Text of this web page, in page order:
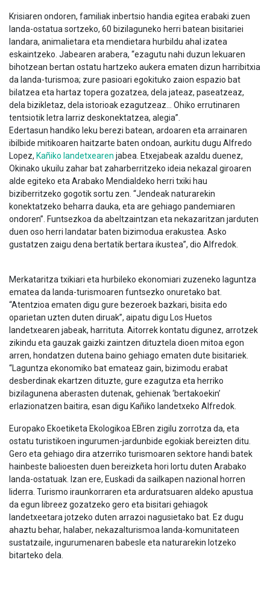
Krisiaren ondoren, familiak inbertsio handia egitea erabaki zuen
landa-ostatua sortzeko, 60 bizilaguneko herri batean bisitariei
landara, animalietara eta mendietara hurbildu ahal izatea
eskaintzeko. Jabearen arabera, “ezagutu nahi duzun lekuaren
bihotzean bertan ostatu hartzeko aukera ematen dizun harribitxia
da landa-turismoa; zure pasioari egokituko zaion espazio bat
bilatzea eta hartaz topera gozatzea, dela jateaz, paseatzeaz,
dela bizikletaz, dela istorioak ezagutzeaz… Ohiko errutinaren
tentsiotik letra larriz deskonektatzea, alegia”.
Edertasun handiko leku berezi batean, ardoaren eta arrainaren
ibilbide mitikoaren haitzarte baten ondoan, aurkitu dugu Alfredo
Lopez, Kañiko landetxearen jabea. Etxejabeak azaldu duenez,
Okinako ukuilu zahar bat zaharberritzeko ideia nekazal giroaren
alde egiteko eta Arabako Mendialdeko herri txiki hau
biziberritzeko gogotik sortu zen. “Jendeak naturarekin
konektatzeko beharra dauka, eta are gehiago pandemiaren
ondoren”. Funtsezkoa da abeltzaintzan eta nekazaritzan jarduten
duen oso herri landatar baten bizimodua erakustea. Asko
gustatzen zaigu dena bertatik bertara ikustea”, dio Alfredok.
Merkataritza txikiari eta hurbileko ekonomiari zuzeneko laguntza
ematea da landa-turismoaren funtsezko onuretako bat.
“Atentzioa ematen digu gure bezeroek bazkari, bisita edo
oparietan uzten duten diruak”, aipatu digu Los Huetos
landetxearen jabeak, harrituta. Aitorrek kontatu digunez, arrotzek
zikindu eta gauzak gaizki zaintzen dituztela dioen mitoa egon
arren, hondatzen dutena baino gehiago ematen dute bisitariek.
“Laguntza ekonomiko bat emateaz gain, bizimodu erabat
desberdinak ekartzen dituzte, gure ezagutza eta herriko
bizilagunena aberasten dutenak, gehienak ‘bertakoekin’
erlazionatzen baitira, esan digu Kañiko landetxeko Alfredok.
Europako Ekoetiketa Ekologikoa EBren zigilu zorrotza da, eta
ostatu turistikoen ingurumen-jardunbide egokiak bereizten ditu.
Gero eta gehiago dira atzerriko turismoaren sektore handi batek
hainbeste balioesten duen bereizketa hori lortu duten Arabako
landa-ostatuak. Izan ere, Euskadi da sailkapen nazional horren
liderra. Turismo iraunkorraren eta arduratsuaren aldeko apustua
da egun libreez gozatzeko gero eta bisitari gehiagok
landetxeetara jotzeko duten arrazoi nagusietako bat. Ez dugu
ahaztu behar, halaber, nekazalturismoa landa-komunitateen
sustatzaile, ingurumenaren babesle eta naturarekin lotzeko
bitarteko dela.